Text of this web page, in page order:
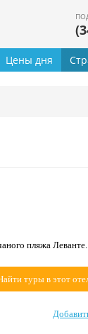
Цены дня
пляжа
туры в этот